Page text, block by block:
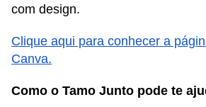
com design.
Clique aqui para conhecer a
Canva.
Como o Tamo Junto pode te